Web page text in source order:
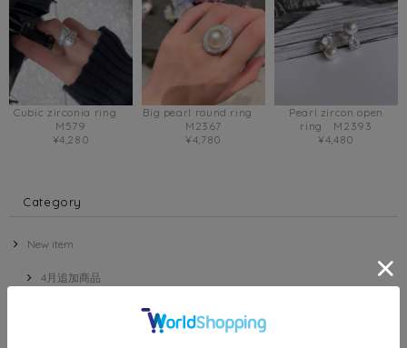
Cubic zirconia ring
M579
¥4,280
Big pearl round ring
M2367
¥4,780
Pearl zircon open
ring M2393
¥4,480
Category
New item
4月追加商品